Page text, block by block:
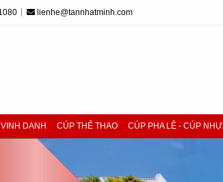
lienhe@tannhatminh.com
DANH CÚP THỂ THAO CÚP PHA LÊ - CÚP